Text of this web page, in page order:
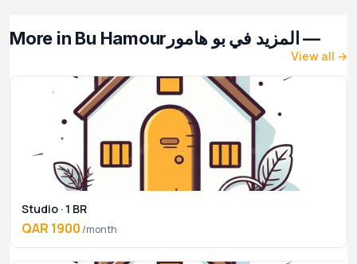
More in Bu Hamour — المزيد في بو هامور
View all →
Studio · 1 BR
QAR 1900 /month